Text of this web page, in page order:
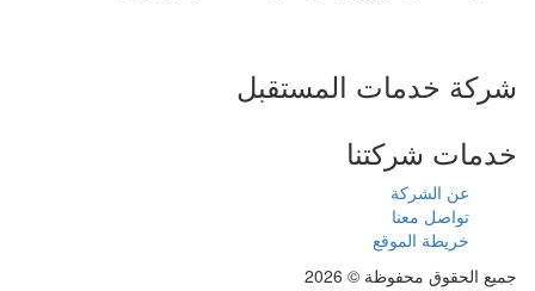
شركة خدمات المستقبل
خدمات شركتنا
عن الشركة
تواصل معنا
خريطة الموقع
جميع الحقوق محفوظة © 2026